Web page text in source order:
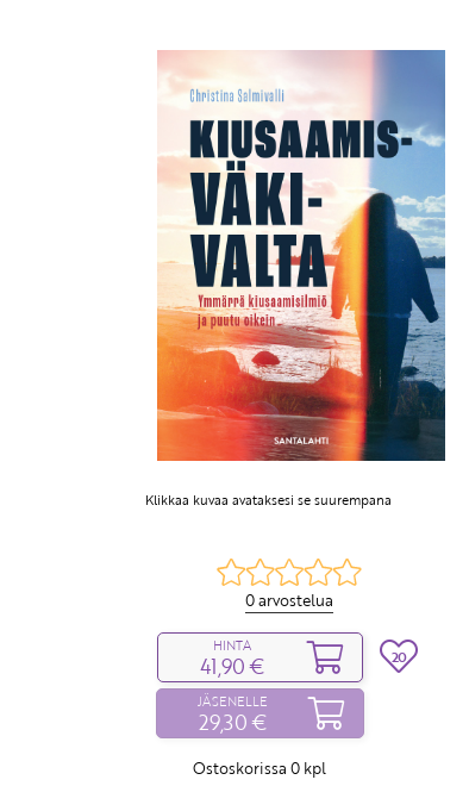
Klikkaa kuvaa avataksesi se suurempana
0 arvostelua
HINTA
41,90 €
JÄSENELLE
29,30 €
Ostoskorissa0 kpl
20